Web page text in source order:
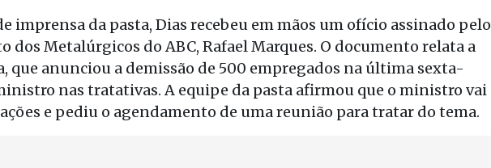
imprensa da pasta, Dias recebeu em mãos um ofício assinado pelo
dos Metalúrgicos do ABC, Rafael Marques. O documento relata a
que anunciou a demissão de 500 empregados na última sexta-
nas tratativas. A equipe da pasta afirmou que o ministro vai
e pediu o agendamento de uma reunião para tratar do tema.